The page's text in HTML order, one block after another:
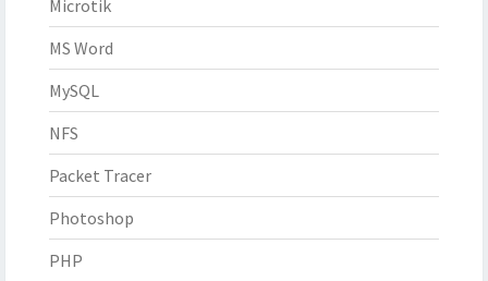
Microtik
MS Word
MySQL
NFS
Packet Tracer
Photoshop
PHP